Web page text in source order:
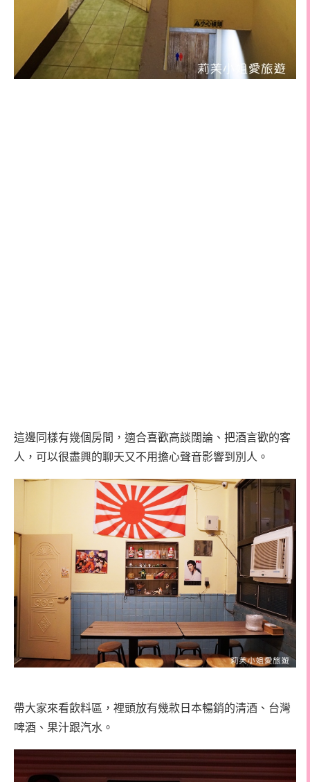
這邊同樣有幾個房間，適合喜歡高談闊論、把酒言歡的客
人，可以很盡興的聊天又不用擔心聲音影響到別人。
帶大家來看飲料區，裡頭放有幾款日本暢銷的清酒、台灣
啤酒、果汁跟汽水。